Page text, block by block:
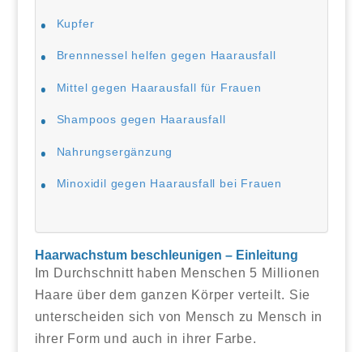
Kupfer
Brennnessel helfen gegen Haarausfall
Mittel gegen Haarausfall für Frauen
Shampoos gegen Haarausfall
Nahrungsergänzung
Minoxidil gegen Haarausfall bei Frauen
Haarwachstum beschleunigen – Einleitung
Im Durchschnitt haben Menschen 5 Millionen
Haare über dem ganzen Körper verteilt. Sie
unterscheiden sich von Mensch zu Mensch in
ihrer Form und auch in ihrer Farbe.